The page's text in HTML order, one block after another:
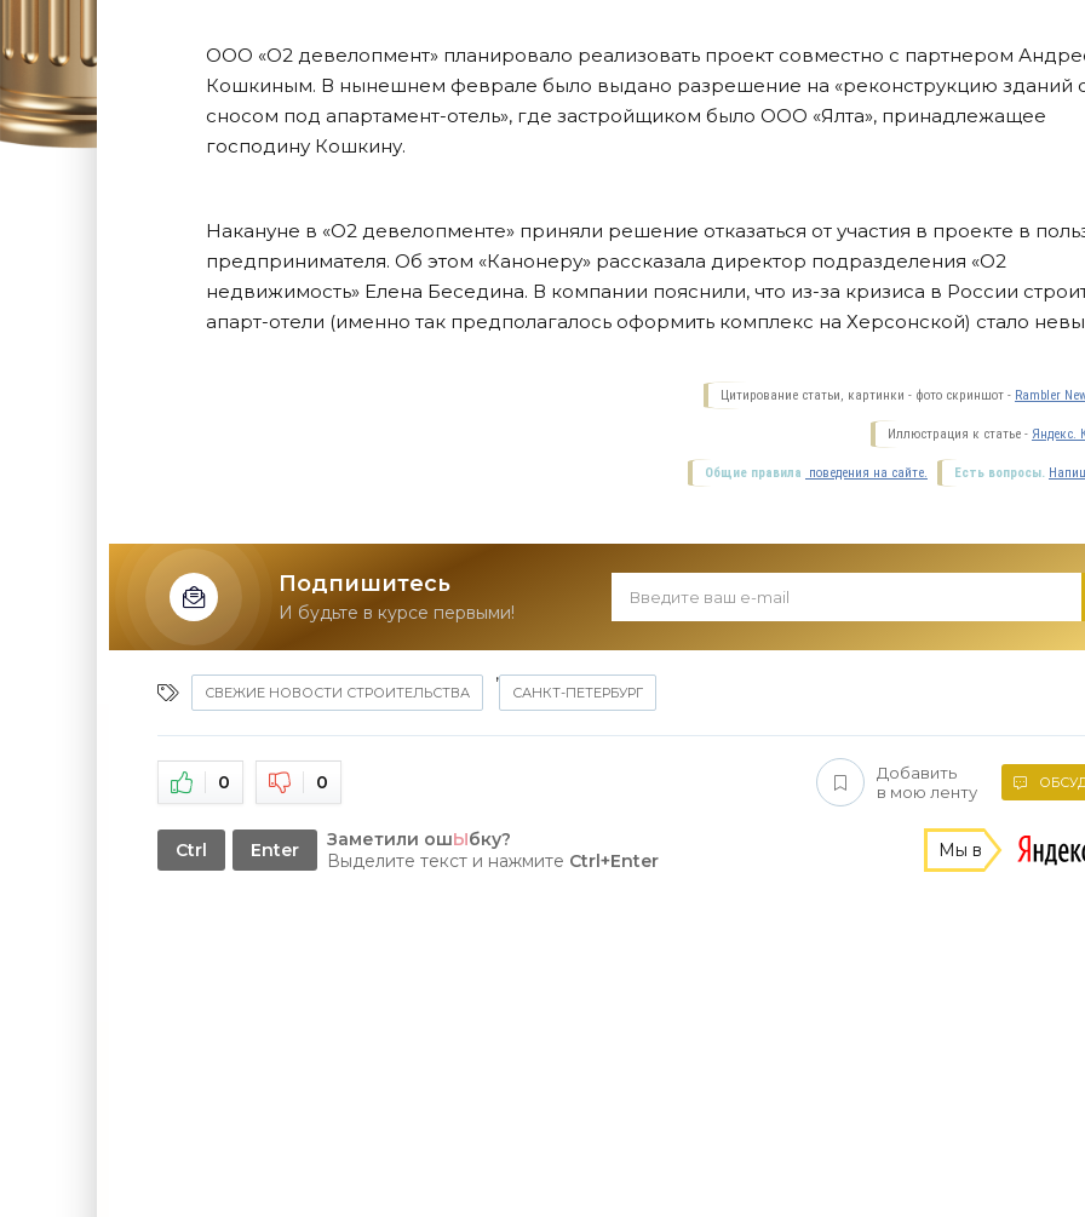
ООО «О2 девелопмент» планировало реализовать проект совместно с партнером
Кошкиным. В нынешнем феврале было выдано разрешение на «реконструкцию зданий
сносом под апартамент-отель», где застройщиком было ООО «Ялта», принадлежащее
господину Кошкину.
Накануне в «О2 девелопменте» приняли решение отказаться от участия в проекте в
предпринимателя. Об этом «Канонеру» рассказала директор подразделения «О2
недвижимость» Елена Беседина. В компании пояснили, что из-за кризиса в России
апарт-отели (именно так предполагалось оформить комплекс на Херсонской) стало
Цитирование статьи, картинки - фото скриншот - Rambler
Иллюстрация к статье - Яндекс.
Есть вопросы.
Общие правила поведения на сайте.
Подпишитесь
И будьте в курсе первыми!
СВЕЖИЕ НОВОСТИ СТРОИТЕЛЬСТВА
,
САНКТ-ПЕТЕРБУРГ
0 0
Добавить
в мою ленту
Ctrl Enter Заметили ошЫбку?
Выделите текст и нажмите Ctrl+Enter Мы в